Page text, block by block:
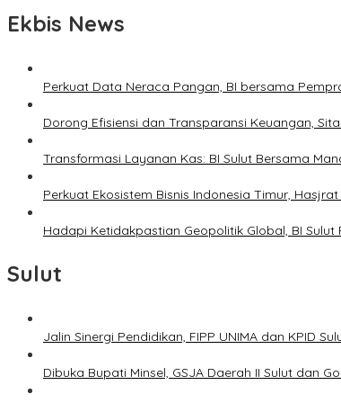
Ekbis News
Perkuat Data Neraca Pangan, BI bersama
Dorong Efisiensi dan Transparansi Keuangan,
Transformasi Layanan Kas: BI Sulut Bersama
Perkuat Ekosistem Bisnis Indonesia Timur,
Hadapi Ketidakpastian Geopolitik Global, BI
Sulut
Jalin Sinergi Pendidikan, FIPP UNIMA dan KPID
Dibuka Bupati Minsel, GSJA Daerah II Sulut dan